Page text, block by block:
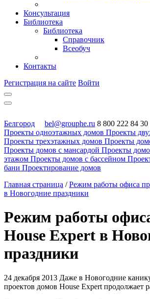
Консультация
Библиотека
Библиотека
Справочник
Всеобуч
Контакты
Регистрация на сайте Войти
Белгород bel@grouphe.ru 8 800 222 84 30
Проекты одноэтажных домов Проекты
Проекты трехэтажных домов Проекты
Проекты домов с мансардой Проекты
этажом Проекты домов с бассейном
бани Проектирование домов
Главная страница / Режим работы офиса
в Новогодние праздники
Режим работы
House Expert в
праздники
24 декабря 2013 Даже в Новогодние
проектов домов House Expert продолжает